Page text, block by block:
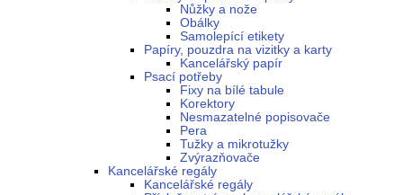
Nůžky a nože
Obálky
Samolepící etikety
Papíry, pouzdra na vizitky a karty
Kancelářský papír
Psací potřeby
Fixy na bílé tabule
Korektory
Nesmazatelné popisovače
Pera
Tužky a mikrotužky
Zvýrazňovače
Kancelářské regály
Kancelářské regály